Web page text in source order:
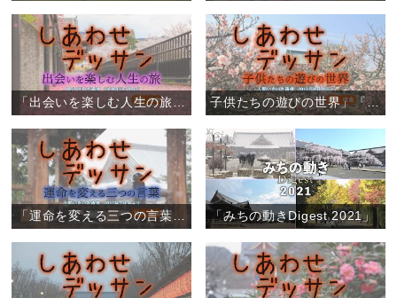
子供たちの遊びの世界」『しあわせデッサン』（5）
「運命を変える三つの言葉」『しあわせデッサン』（4） 「みちの動きDigest 2021」